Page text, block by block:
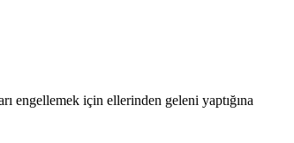
engellemek için ellerinden geleni yaptığına